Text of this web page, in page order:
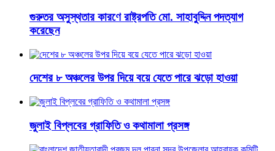
গুরুতর অসুস্থতার কারণে রাষ্ট্রপতি মো. সাহাবুদ্দিন পদত্যাগ
করেছেন
দেশের ৮ অঞ্চলের উপর দিয়ে বয়ে যেতে পারে ঝড়ো হাওয়া
জুলাই বিপ্লবের গ্রাফিতি ও কথামালা প্রসঙ্গ